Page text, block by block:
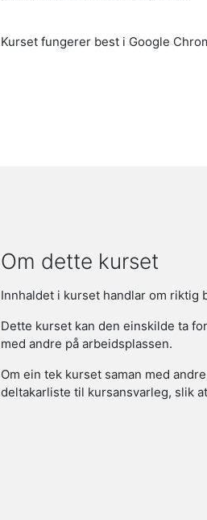
Kurset fungerer best i Google
Om dette kurset
Innhaldet i kurset handlar om riktig
Dette kurset kan den einskilde ta
med andre på arbeidsplassen.
Om ein tek kurset saman med
deltakarliste til kursansvarleg, slik